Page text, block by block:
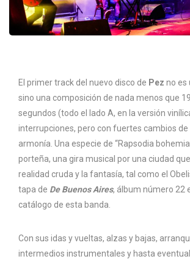
El primer track del nuevo disco de Pez no es
sino una composición de nada menos que
segundos (todo el lado A, en la versión
interrupciones, pero con fuertes cambios
armonía. Una especie de “Rapsodia
porteña, una gira musical por una ciudad
realidad cruda y la fantasía, tal como el
tapa de De Buenos Aires, álbum número 22
catálogo de esta banda.
Con sus idas y vueltas, alzas y bajas,
intermedios instrumentales y hasta